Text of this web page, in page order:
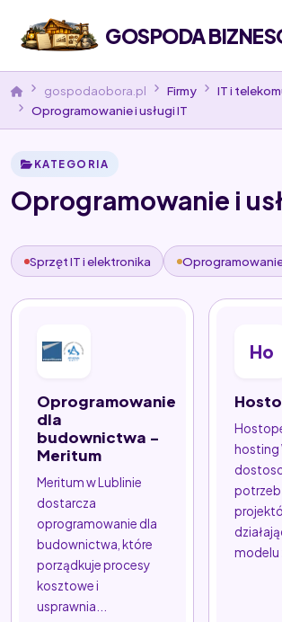
GOSPODA
gospodaobora.pl Firmy
IT i
Oprogramowanie i usługi IT
KATEGORIA
Oprogramowanie i
Sprzęt IT i elektronika Oprogramowanie
Oprogramowanie
dla
budownictwa -
Meritum
Meritum w Lublinie
dostarcza
oprogramowanie dla
budownictwa, które
porządkuje procesy
kosztowe i
usprawnia...
Ho
hosting
potrzeb
modelu